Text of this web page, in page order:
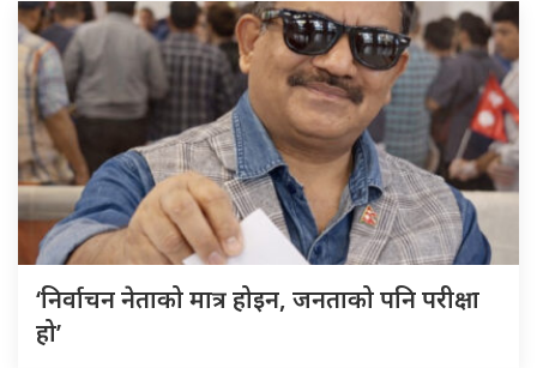
‘निर्वाचन नेताको मात्र होइन, जनताको पनि परीक्षा
हो’